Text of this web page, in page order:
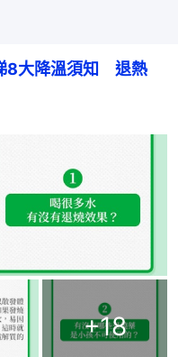
8大降溫須知　退熱
+18